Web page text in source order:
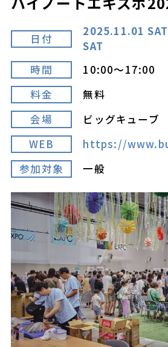
日付
2025.11.01
SAT
時間
10:00～17:00
料金
無料
会場
ビッグキューブ
WEB
https://
参加対象
一般